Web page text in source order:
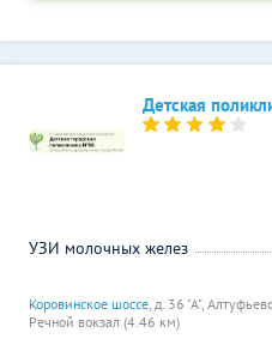
Детская
Коровинское шоссе, д. 36 "А",
Речной вокзал (4.46 км)
УЗИ молочных желез